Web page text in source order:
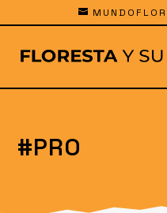
#PRO